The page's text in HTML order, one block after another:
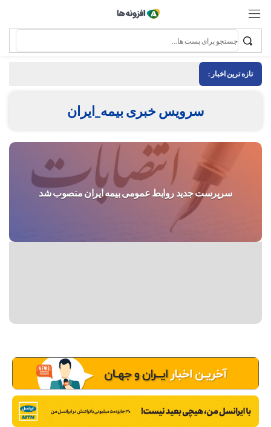
تازه ترین اخبار :
سرویس خبری بیمه_ایران
سرپرست جدید روابط عمومی بیمه ایران منصوب شد